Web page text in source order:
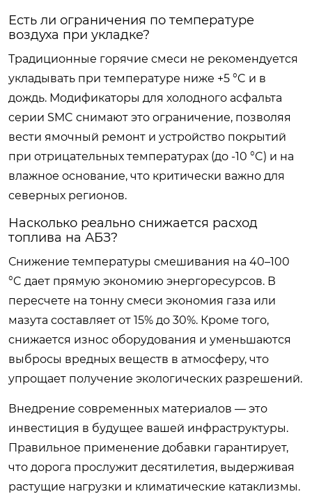
Есть ли ограничения по температуре
воздуха при укладке?
Традиционные горячие смеси не рекомендуется
укладывать при температуре ниже +5 °C и в
дождь. Модификаторы для холодного асфальта
серии SMC снимают это ограничение, позволяя
вести ямочный ремонт и устройство покрытий
при отрицательных температурах (до -10 °C) и на
влажное основание, что критически важно для
северных регионов.
Насколько реально снижается расход
топлива на АБЗ?
Снижение температуры смешивания на 40–100
°C дает прямую экономию энергоресурсов. В
пересчете на тонну смеси экономия газа или
мазута составляет от 15% до 30%. Кроме того,
снижается износ оборудования и уменьшаются
выбросы вредных веществ в атмосферу, что
упрощает получение экологических разрешений.
Внедрение современных материалов — это
инвестиция в будущее вашей инфраструктуры.
Правильное применение добавки гарантирует,
что дорога прослужит десятилетия, выдерживая
растущие нагрузки и климатические катаклизмы.